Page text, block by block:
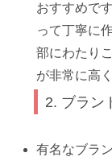
おすすめで
って丁寧に
部にわたり
が非常に高
2. ブラン
有名なブラ